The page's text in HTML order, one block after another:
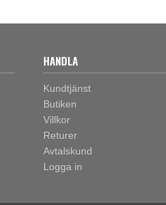
HANDLA
Kundtjänst
Butiken
Villkor
Returer
Avtalskund
Logga in